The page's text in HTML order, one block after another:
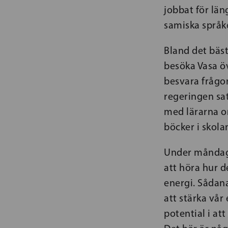
jobbat för
samiska
Bland det
besöka Vasa
besvara
regeringen
med lärarna
böcker i
Under
att höra hur
energi.
att stärka vår
potential i att